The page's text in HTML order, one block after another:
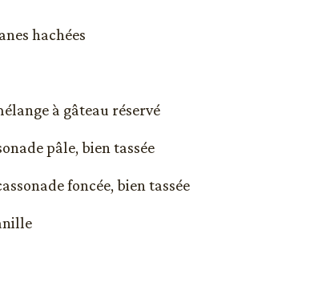
hachées
à gâteau réservé
pâle, bien tassée
foncée, bien tassée